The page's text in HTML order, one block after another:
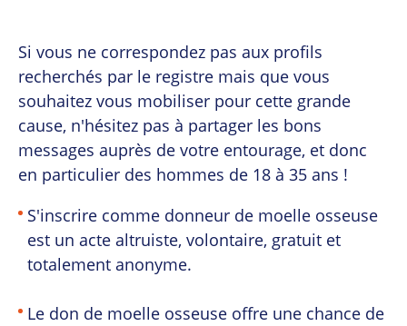
Si vous ne correspondez pas aux profils
recherchés par le registre mais que vous
souhaitez vous mobiliser pour cette grande
cause, n'hésitez pas à partager les bons
messages auprès de votre entourage, et donc
en particulier des hommes de 18 à 35 ans !
S'inscrire comme donneur de moelle osseuse
est un acte altruiste, volontaire, gratuit et
totalement anonyme.
Le don de moelle osseuse offre une chance de